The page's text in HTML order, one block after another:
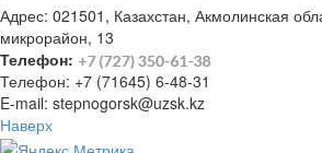
Адрес: 021501, Казахстан, Акмолинская
микрорайон, 13
Телефон:
Телефон: +7 (71645) 6-48-31
E-mail: stepnogorsk@uzsk.kz
Наверх